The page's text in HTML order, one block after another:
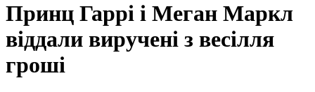
Принц Гаррі і Меган Маркл
віддали виручені з весілля
гроші